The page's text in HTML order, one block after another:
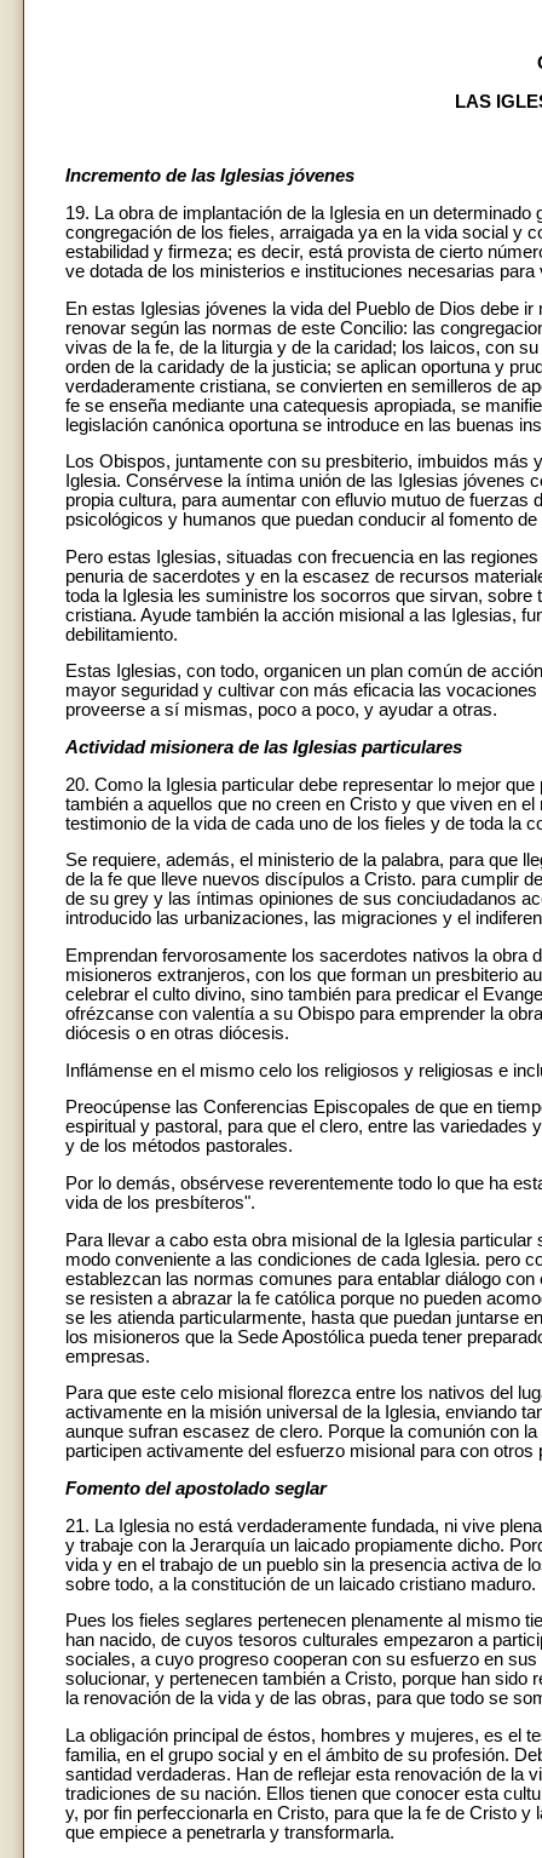
LAS
Incremento de las Iglesias jóvenes
19. La obra de implantación de la Iglesia en un
congregación de los fieles, arraigada ya en la vida social y
estabilidad y firmeza; es decir, está provista de cierto
ve dotada de los ministerios e instituciones necesarias
En estas Iglesias jóvenes la vida del Pueblo de Dios debe
renovar según las normas de este Concilio: las
vivas de la fe, de la liturgia y de la caridad; los laicos, con
orden de la caridady de la justicia; se aplican oportuna y
verdaderamente cristiana, se convierten en semilleros de
fe se enseña mediante una catequesis apropiada, se
legislación canónica oportuna se introduce en las buenas
Los Obispos, juntamente con su presbiterio, imbuidos
Iglesia. Consérvese la íntima unión de las Iglesias jóvenes
propia cultura, para aumentar con efluvio mutuo de
psicológicos y humanos que puedan conducir al fomento
Pero estas Iglesias, situadas con frecuencia en las
penuria de sacerdotes y en la escasez de recursos
toda la Iglesia les suministre los socorros que sirvan,
cristiana. Ayude también la acción misional a las Iglesias,
debilitamiento.
Estas Iglesias, con todo, organicen un plan común de
mayor seguridad y cultivar con más eficacia las
proveerse a sí mismas, poco a poco, y ayudar a otras.
Actividad misionera de las Iglesias particulares
20. Como la Iglesia particular debe representar lo mejor
también a aquellos que no creen en Cristo y que viven en
testimonio de la vida de cada uno de los fieles y de toda la
Se requiere, además, el ministerio de la palabra, para que
de la fe que lleve nuevos discípulos a Cristo. para cumplir
de su grey y las íntimas opiniones de sus conciudadanos
introducido las urbanizaciones, las migraciones y el
Emprendan fervorosamente los sacerdotes nativos la obra
misioneros extranjeros, con los que forman un presbiterio
celebrar el culto divino, sino también para predicar el
ofrézcanse con valentía a su Obispo para emprender la
diócesis o en otras diócesis.
Inflámense en el mismo celo los religiosos y religiosas e
Preocúpense las Conferencias Episcopales de que en
espiritual y pastoral, para que el clero, entre las
y de los métodos pastorales.
Por lo demás, obsérvese reverentemente todo lo que ha
vida de los presbíteros".
Para llevar a cabo esta obra misional de la Iglesia
modo conveniente a las condiciones de cada Iglesia. pero
establezcan las normas comunes para entablar diálogo
se resisten a abrazar la fe católica porque no pueden
se les atienda particularmente, hasta que puedan juntarse
los misioneros que la Sede Apostólica pueda tener
empresas.
Para que este celo misional florezca entre los nativos del
activamente en la misión universal de la Iglesia, enviando
aunque sufran escasez de clero. Porque la comunión con
participen activamente del esfuerzo misional para con otros
Fomento del apostolado seglar
21. La Iglesia no está verdaderamente fundada, ni vive
y trabaje con la Jerarquía un laicado propiamente dicho.
vida y en el trabajo de un pueblo sin la presencia activa de
sobre todo, a la constitución de un laicado cristiano maduro.
Pues los fieles seglares pertenecen plenamente al mismo
han nacido, de cuyos tesoros culturales empezaron a
sociales, a cuyo progreso cooperan con su esfuerzo en
solucionar, y pertenecen también a Cristo, porque han sido
la renovación de la vida y de las obras, para que todo se
La obligación principal de éstos, hombres y mujeres, es el
familia, en el grupo social y en el ámbito de su profesión.
santidad verdaderas. Han de reflejar esta renovación de la
tradiciones de su nación. Ellos tienen que conocer esta
y, por fin perfeccionarla en Cristo, para que la fe de Cristo
que empiece a penetrarla y transformarla.